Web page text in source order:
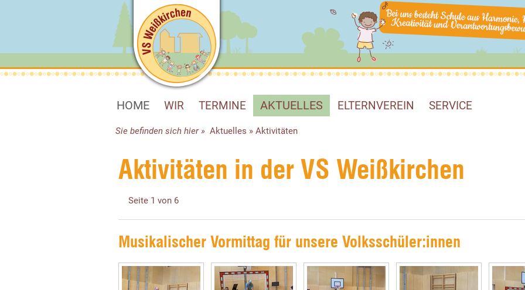
HOME WIR TERMINE AKTUELLES ELTERNVEREIN SERVICE
Sie befinden sich hier » Aktuelles » Aktivitäten
Aktivitäten in der VS Weißkirchen
Seite 1 von 6
Musikalischer Vormittag für unsere Volksschüler:innen